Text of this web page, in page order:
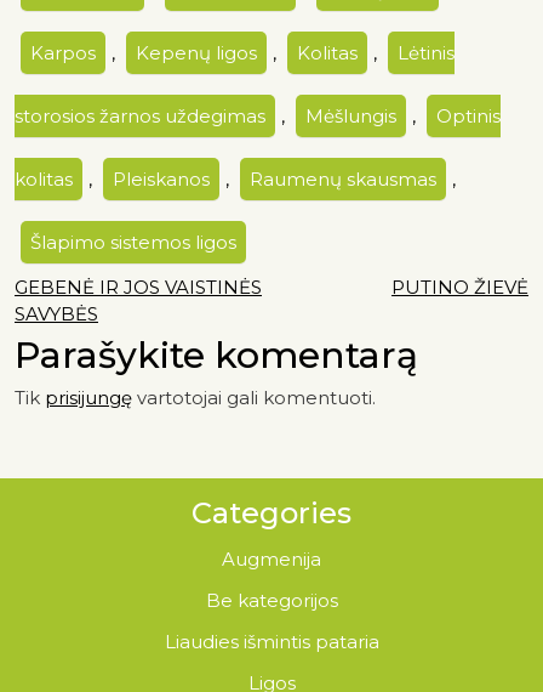
Karpos , Kepenų ligos , Kolitas , Lėtinis
storosios žarnos uždegimas , Mėšlungis , Optinis
kolitas , Pleiskanos , Raumenų skausmas ,
Šlapimo sistemos ligos
GEBENĖ IR JOS VAISTINĖS
SAVYBĖS
PUTINO ŽIEVĖ
Parašykite komentarą
Tik prisijungę vartotojai gali komentuoti.
Categories
Augmenija
Be kategorijos
Liaudies išmintis pataria
Ligos